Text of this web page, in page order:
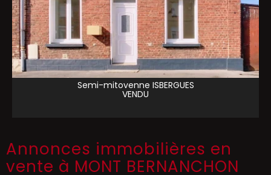
Semi-mitoyenne ISBERGUES
VENDU
Annonces immobilières en
vente à MONT BERNANCHON